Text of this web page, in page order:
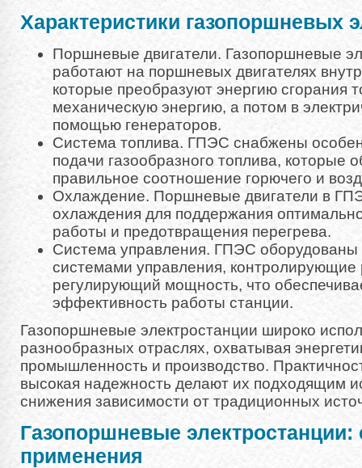
Характеристики газопоршневых
Поршневые двигатели. Газопоршневые
работают на поршневых двигателях
которые преобразуют энергию сгорания
механическую энергию, а потом в
помощью генераторов.
Система топлива. ГПЭС снабжены
подачи газообразного топлива, которые
правильное соотношение горючего и
Охлаждение. Поршневые двигатели в
охлаждения для поддержания
работы и предотвращения перегрева.
Система управления. ГПЭС оборудованы
системами управления, контролирующие
регулирующий мощность, что
эффективность работы станции.
Газопоршневые электростанции широко
разнообразных отраслях, охватывая
промышленность и производство.
высокая надежность делают их подходящим
снижения зависимости от традиционных
Газопоршневые
применения